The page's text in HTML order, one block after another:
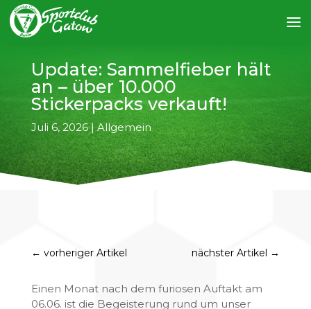
Update: Sammelfieber hält
an – über 10.000
Stickerpacks verkauft!
Juli 6, 2026|Allgemein
← vorheriger Artikel nächster Artikel →
Einen Monat nach dem furiosen Auftakt am
06.06. ist die Begeisterung rund um unser